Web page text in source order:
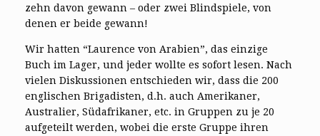
zehn davon gewann – oder zwei Blindspiele, von
denen er beide gewann!
Wir hatten “Laurence von Arabien”, das einzige
Buch im Lager, und jeder wollte es sofort lesen. Nach
vielen Diskussionen entschieden wir, dass die 200
englischen Brigadisten, d.h. auch Amerikaner,
Australier, Südafrikaner, etc. in Gruppen zu je 20
aufgeteilt werden, wobei die erste Gruppe ihren